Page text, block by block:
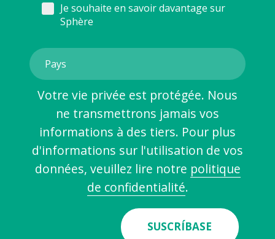
Je souhaite en savoir davantage sur
Sphère
Votre vie privée est protégée. Nous
ne transmettrons jamais vos
informations à des tiers. Pour plus
d'informations sur l'utilisation de vos
données, veuillez lire notre politique
de confidentialité.
SUSCRÍBASE